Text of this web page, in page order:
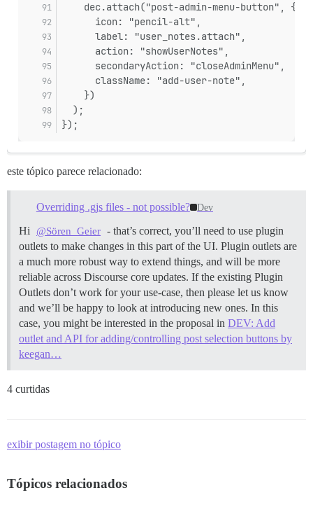
    dec.attach("post-admin-menu-button", {
      icon: "pencil-alt",
      label: "user_notes.attach",
      action: "showUserNotes",
      secondaryAction: "closeAdminMenu",
      className: "add-user-note",
    })
  );
});
este tópico parece relacionado:
Overriding .gjs files - not possible? Dev
Hi @Sören_Geier - that’s correct, you’ll need to use plugin
outlets to make changes in this part of the UI. Plugin outlets are
a much more robust way to extend things, and will be more
reliable across Discourse core updates. If the existing Plugin
Outlets don’t work for your use-case, then please let us know
and we’ll be happy to look at introducing new ones. In this
case, you might be interested in the proposal in DEV: Add
outlet and API for adding/controlling post selection buttons by
keegan…
4 curtidas
exibir postagem no tópico
Tópicos relacionados